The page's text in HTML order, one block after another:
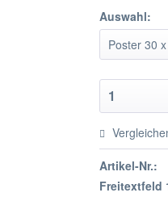
Auswahl:
Artikel-Nr.:
Freitextfeld